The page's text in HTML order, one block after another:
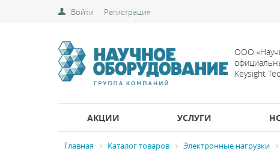
Войти Регистрация
ООО
Keysight
АКЦИИ УСЛУГИ
Главная Каталог товаров Электронные нагрузки